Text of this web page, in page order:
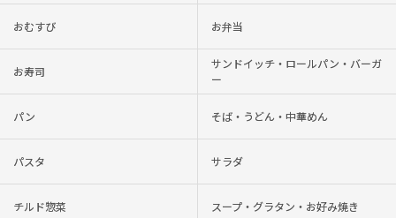
おむすび お弁当
お寿司
サンドイッチ・ロールパン・バーガ
ー
パン そば・うどん・中華めん
パスタ サラダ
チルド惣菜 スープ・グラタン・お好み焼き